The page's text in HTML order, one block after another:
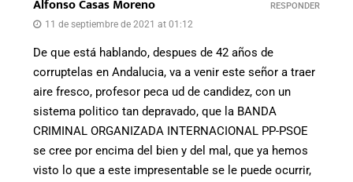
Alfonso Casas Moreno
11 de septiembre de 2021 at 01:12
De que está hablando, despues de 42 años de
corruptelas en Andalucia, va a venir este señor a traer
aire fresco, profesor peca ud de candidez, con un
sistema politico tan depravado, que la BANDA
CRIMINAL ORGANIZADA INTERNACIONAL PP-PSOE
se cree por encima del bien y del mal, que ya hemos
visto lo que a este impresentable se le puede ocurrir,
RESPONDER